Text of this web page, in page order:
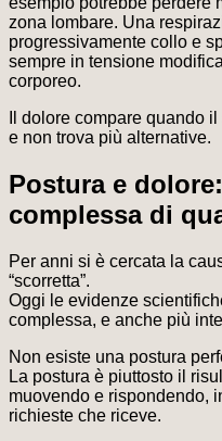
zona lombare. Una
progressivamente collo e
sempre in tensione
corporeo.
Il dolore compare quando
e non trova più alternative.
Postura e
complessa di
Per anni si è cercata la
“scorretta”.
Oggi le evidenze
complessa, e anche più
Non esiste una postura
La postura è piuttosto il
muovendo e rispondendo,
richieste che riceve.